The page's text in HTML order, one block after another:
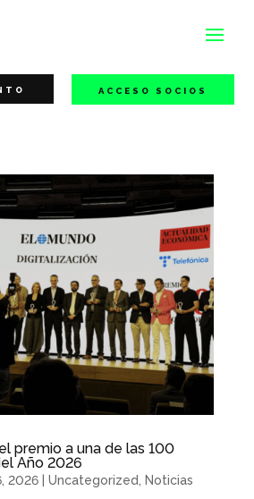
ACCESO SOCIOS
premio a una de las 100
Año 2026
2026| Uncategorized Noticias